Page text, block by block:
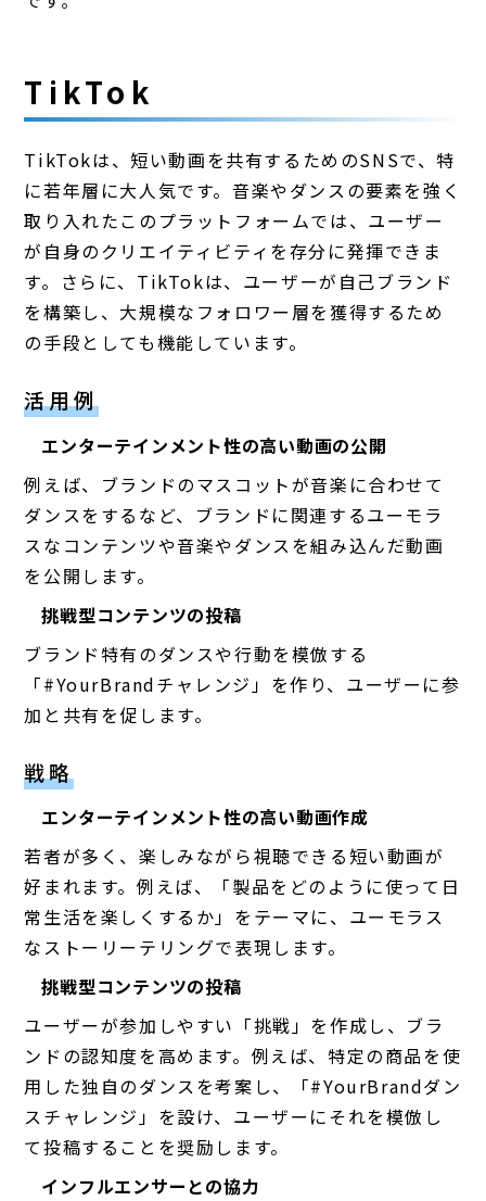
TikTok
TikTokは、短い動画を共有するためのSNSで、特
に若年層に大人気です。音楽やダンスの要素を強く
取り入れたこのプラットフォームでは、ユーザー
が自身のクリエイティビティを存分に発揮できま
す。さらに、TikTokは、ユーザーが自己ブランド
を構築し、大規模なフォロワー層を獲得するため
の手段としても機能しています。
活用例
エンターテインメント性の高い動画の公開
例えば、ブランドのマスコットが音楽に合わせて
ダンスをするなど、ブランドに関連するユーモラ
スなコンテンツや音楽やダンスを組み込んだ動画
を公開します。
挑戦型コンテンツの投稿
ブランド特有のダンスや行動を模倣する
「#YourBrandチャレンジ」を作り、ユーザーに参
加と共有を促します。
戦略
エンターテインメント性の高い動画作成
若者が多く、楽しみながら視聴できる短い動画が
好まれます。例えば、「製品をどのように使って日
常生活を楽しくするか」をテーマに、ユーモラス
なストーリーテリングで表現します。
挑戦型コンテンツの投稿
ユーザーが参加しやすい「挑戦」を作成し、ブラ
ンドの認知度を高めます。例えば、特定の商品を使
用した独自のダンスを考案し、「#YourBrandダン
スチャレンジ」を設け、ユーザーにそれを模倣し
て投稿することを奨励します。
インフルエンサーとの協力